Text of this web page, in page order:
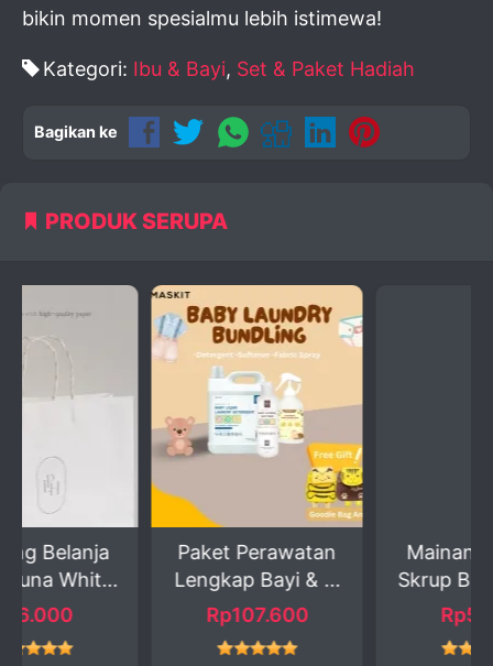
bikin momen spesialmu lebih istimewa!
Kategori: Ibu & Bayi, Set & Paket Hadiah
Bagikan ke
PRODUK SERUPA
Paket Perawatan
Lengkap Bayi & ...
Mainan Edukatif
Skrup Baut Plastik